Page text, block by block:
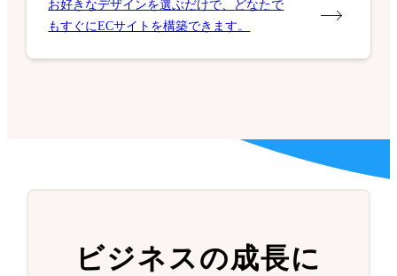
お好きなデザインを選ぶだけで、どなたで
もすぐにECサイトを構築できます。
ビジネスの成長に